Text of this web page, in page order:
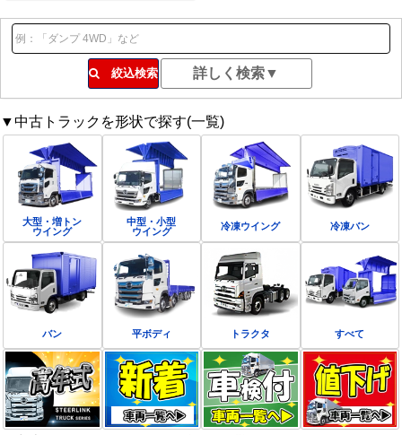
絞込検索
▼中古トラックを形状で探す(一覧)
大型・増トン
ウイング
中型・小型
ウイング
冷凍ウイング 冷凍バン
バン 平ボディ トラクタ すべて